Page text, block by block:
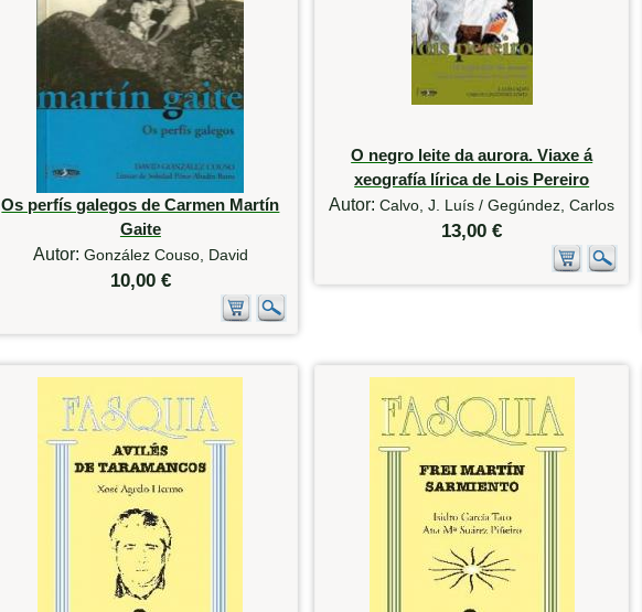
Os perfís galegos de Carmen Martín
Gaite
Autor: González Couso, David
10,00 €
O negro leite da aurora. Viaxe á
xeografía lírica de Lois Pereiro
Autor:Calvo, J. Luís / Gegúndez, Carlos
13,00 €